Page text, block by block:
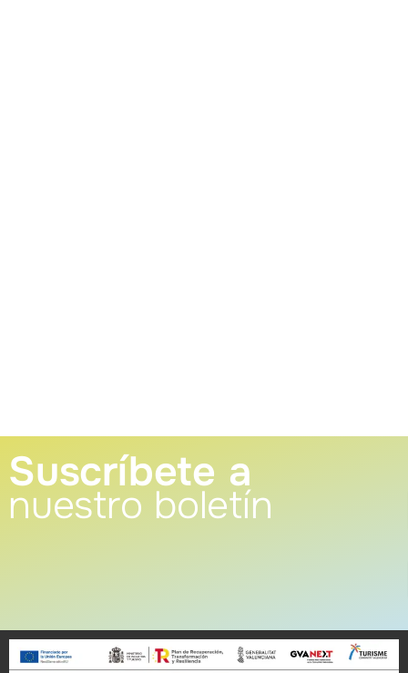
Suscríbete a
nuestro boletín